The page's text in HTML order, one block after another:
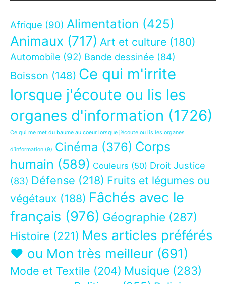
Afrique (90) Alimentation (425)
Animaux (717) Art et culture (180)
Automobile (92) Bande dessinée (84)
Boisson (148) Ce qui m'irrite
lorsque j'écoute ou lis les
organes d'information (1726)
Ce qui me met du baume au coeur lorsque j’écoute ou lis les organes
d’information (9) Cinéma (376) Corps
humain (589) Couleurs (50) Droit Justice
(83) Défense (218) Fruits et légumes ou
végétaux (188) Fâchés avec le
français (976) Géographie (287)
Histoire (221) Mes articles préférés
❤ ou Mon très meilleur (691)
Mode et Textile (204) Musique (283)